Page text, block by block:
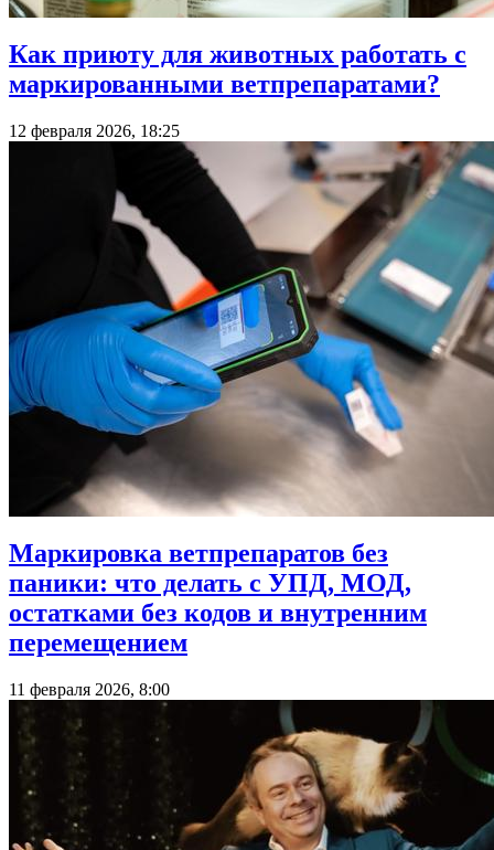
Как приюту для животных работать с
маркированными ветпрепаратами?
12 февраля 2026, 18:25
Маркировка ветпрепаратов без
паники: что делать с УПД, МОД,
остатками без кодов и внутренним
перемещением
11 февраля 2026, 8:00